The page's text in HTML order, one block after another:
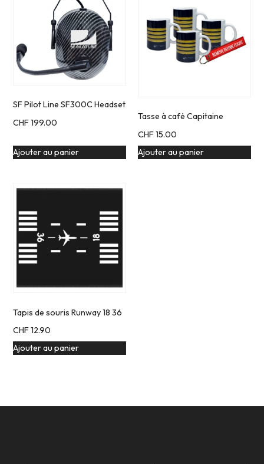
SF Pilot Line SF300C Headset
CHF199.00
Ajouter au panier
Tasse à café Capitaine
CHF15.00
Ajouter au panier
Tapis de souris Runway 18 36
CHF12.90
Ajouter au panier